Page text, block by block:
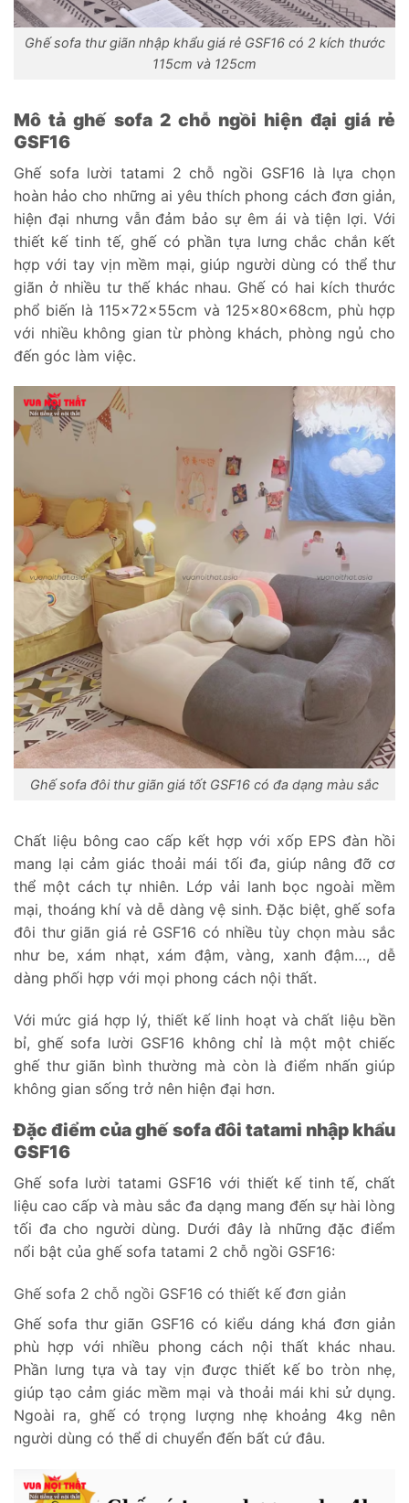
Ghế sofa thư giãn nhập khẩu giá rẻ GSF16 có 2 kích thước
115cm và 125cm
Mô tả ghế sofa 2 chỗ ngồi hiện đại giá rẻ
GSF16
Ghế sofa lười tatami 2 chỗ ngồi GSF16 là lựa chọn
hoàn hảo cho những ai yêu thích phong cách đơn giản,
hiện đại nhưng vẫn đảm bảo sự êm ái và tiện lợi. Với
thiết kế tinh tế, ghế có phần tựa lưng chắc chắn kết
hợp với tay vịn mềm mại, giúp người dùng có thể thư
giãn ở nhiều tư thế khác nhau. Ghế có hai kích thước
phổ biến là 115x72x55cm và 125x80x68cm, phù hợp
với nhiều không gian từ phòng khách, phòng ngủ cho
đến góc làm việc.
Ghế sofa đôi thư giãn giá tốt GSF16 có đa dạng màu sắc
Chất liệu bông cao cấp kết hợp với xốp EPS đàn hồi
mang lại cảm giác thoải mái tối đa, giúp nâng đỡ cơ
thể một cách tự nhiên. Lớp vải lanh bọc ngoài mềm
mại, thoáng khí và dễ dàng vệ sinh. Đặc biệt, ghế sofa
đôi thư giãn giá rẻ GSF16 có nhiều tùy chọn màu sắc
như be, xám nhạt, xám đậm, vàng, xanh đậm…, dễ
dàng phối hợp với mọi phong cách nội thất.
Với mức giá hợp lý, thiết kế linh hoạt và chất liệu bền
bỉ, ghế sofa lười GSF16 không chỉ là một một chiếc
ghế thư giãn bình thường mà còn là điểm nhấn giúp
không gian sống trở nên hiện đại hơn.
Đặc điểm của ghế sofa đôi tatami nhập khẩu
GSF16
Ghế sofa lười tatami GSF16 với thiết kế tinh tế, chất
liệu cao cấp và màu sắc đa dạng mang đến sự hài lòng
tối đa cho người dùng. Dưới đây là những đặc điểm
nổi bật của ghế sofa tatami 2 chỗ ngồi GSF16:
Ghế sofa 2 chỗ ngồi GSF16 có thiết kế đơn giản
Ghế sofa thư giãn GSF16 có kiểu dáng khá đơn giản
phù hợp với nhiều phong cách nội thất khác nhau.
Phần lưng tựa và tay vịn được thiết kế bo tròn nhẹ,
giúp tạo cảm giác mềm mại và thoải mái khi sử dụng.
Ngoài ra, ghế có trọng lượng nhẹ khoảng 4kg nên
người dùng có thể di chuyển đến bất cứ đâu.